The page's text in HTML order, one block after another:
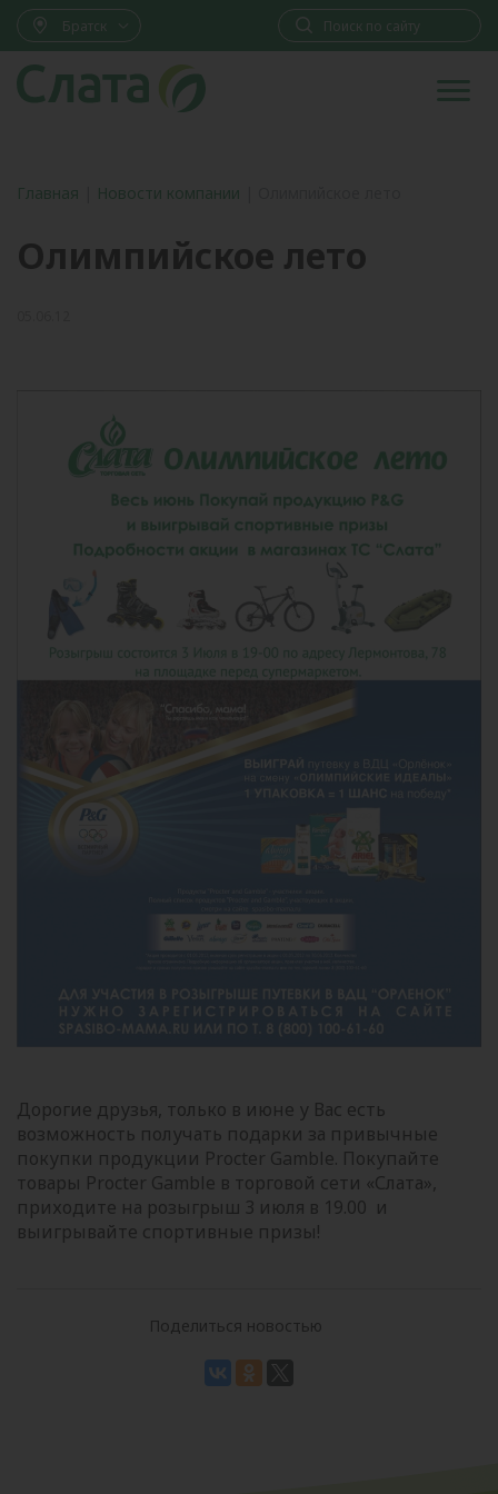
Братск
Главная Новости компании
Олимпийское лето
Дорогие друзья, только в июне у Вас есть
возможность получать подарки за привычные
покупки продукции Procter Gamble. Покупайте
товары Procter Gamble в торговой сети «Слата»,
приходите на розыгрыш 3 июля в 19.00 и
выигрывайте спортивные призы!
Поделиться новостью